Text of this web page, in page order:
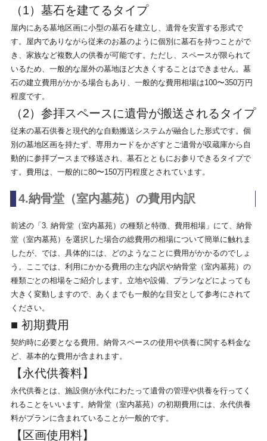
（1）墓石を建てるタイプ
屋内にある墓地区画に小型の墓石を建立し、遺骨を安置する形式で
す。屋内でありながら従来のお墓のように個別に墓石を持つことがで
き、家族など複数人の供養が可能です。ただし、スペースが限られて
いるため、一般的な屋外の墓地ほど大きくすることはできません。墓
石の建立費用がかかる場合もあり、一般的な費用相場は100〜350万円
程度です。
（2）参拝スペースに遺骨が搬送されるタイプ
従来の墓石供養と現代的な自動搬送システムが融合した形式です。個
別の墓地区画を持たず、専用カードをかざすとご遺骨が収蔵庫から自
動的に参拝ブースまで移送され、墓石とともにお参りできるタイプで
す。費用は、一般的に80〜150万円程度とされています。
4.納骨堂（室内墓苑）の費用内訳
前述の「3. 納骨堂（室内墓苑）の種類と特徴、費用相場」にて、納骨
堂（室内墓苑）を選択した場合の総費用の相場について簡単に触れま
したが、では、具体的には、どのようなことに費用がかかるのでしょ
う。ここでは、利用にかかる費用の主な内訳や納骨堂（室内墓苑）の
種類ごとの相場をご紹介します。立地や設備、プランなどによっても
大きく変動しますので、あくまでも一般的な目安として参考にされて
ください。
■ 初期費用
契約時に必要となる費用。納骨スペースの使用や供養に関する料金な
ど、基本的な費用が含まれます。
【永代供養料】
永代供養とは、施設側が永代にわたって遺骨の管理や供養を行ってく
れることをいいます。納骨堂（室内墓苑）の初期費用には、永代供養
料がプランに含まれていることが一般的です。
【区画使用料】